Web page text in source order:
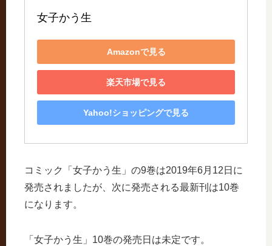
女子かう生
Amazonで見る
楽天市場で見る
Yahoo!ショッピングで見る
コミック「女子かう生」の9巻は2019年6月12日に
発売されましたが、次に発売される最新刊は10巻
になります。
「女子かう生」10巻の発売日は未定です。